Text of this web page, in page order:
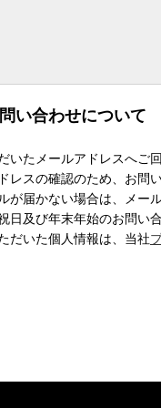
い合わせについて
いたメールアドレスへご
レスの確認のため、お問
が届かない場合は、メー
日及び年末年始のお問い
だいた個人情報は、当社